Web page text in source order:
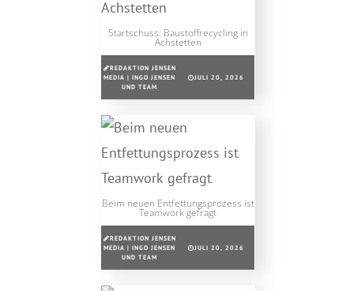
Startschuss: Baustoffrecycling in
Achstetten
REDAKTION JENSEN
MEDIA | INGO JENSEN
UND TEAM
JULI 20, 2026
Beim neuen Entfettungsprozess ist
Teamwork gefragt
REDAKTION JENSEN
MEDIA | INGO JENSEN
UND TEAM
JULI 20, 2026